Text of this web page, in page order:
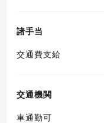
諸手当
交通費支給
交通機関
車通勤可